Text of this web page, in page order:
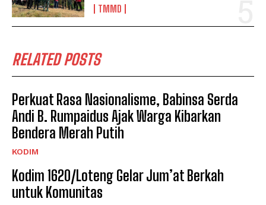
TMMD
RELATED POSTS
Perkuat Rasa Nasionalisme, Babinsa Serda
Andi B. Rumpaidus Ajak Warga Kibarkan
Bendera Merah Putih
KODIM
Kodim 1620/Loteng Gelar Jum’at Berkah
untuk Komunitas